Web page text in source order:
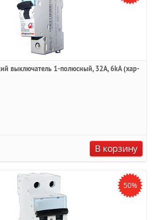
выключатель 1-полюсный, 32А, 6kА (хар-
В корзину
50%